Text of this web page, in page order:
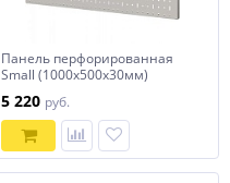
Панель перфорированная
Small (1000х500х30мм)
5 220 руб.